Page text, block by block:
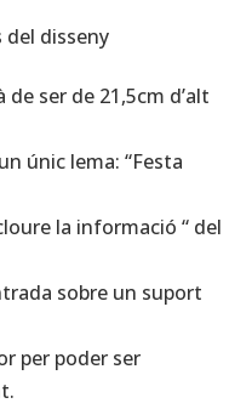
disseny
ser de 21,5cm d’alt
únic lema: “Festa
la informació “ del
sobre un suport
per poder ser